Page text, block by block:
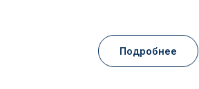
Подробнее